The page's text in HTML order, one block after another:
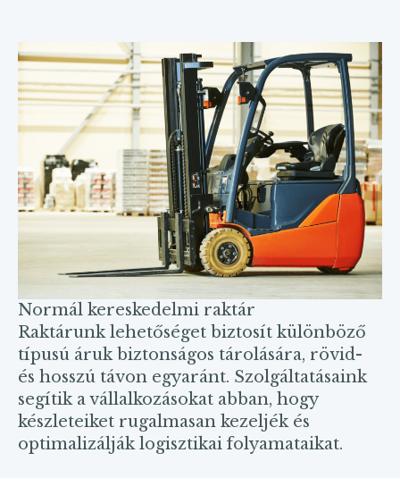
Normál kereskedelmi raktár
Raktárunk lehetőséget biztosít különböző
típusú áruk biztonságos tárolására, rövid-
és hosszú távon egyaránt. Szolgáltatásaink
segítik a vállalkozásokat abban, hogy
készleteiket rugalmasan kezeljék és
optimalizálják logisztikai folyamataikat.